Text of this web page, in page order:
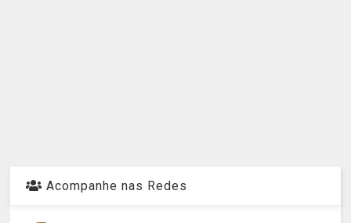
Acompanhe nas Redes